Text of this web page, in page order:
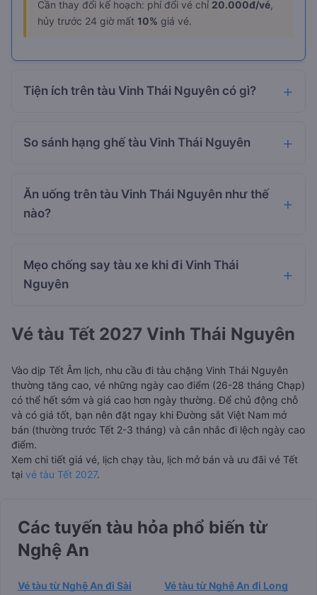
Cần thay đổi kế hoạch: phí đổi vé chỉ 20.000đ/vé,
hủy trước 24 giờ mất 10% giá vé.
Tiện ích trên tàu Vinh Thái Nguyên có gì?
So sánh hạng ghế tàu Vinh Thái Nguyên
Ăn uống trên tàu Vinh Thái Nguyên như thế
nào?
Mẹo chống say tàu xe khi đi Vinh Thái
Nguyên
Vé tàu Tết 2027 Vinh Thái Nguyên
Vào dịp Tết Âm lịch, nhu cầu đi tàu chặng Vinh Thái Nguyên
thường tăng cao, vé những ngày cao điểm (26-28 tháng Chạp)
có thể hết sớm và giá cao hơn ngày thường. Để chủ động chỗ
và có giá tốt, bạn nên đặt ngay khi Đường sắt Việt Nam mở
bán (thường trước Tết 2-3 tháng) và cân nhắc đi lệch ngày cao
điểm.
Xem chi tiết giá vé, lịch chạy tàu, lịch mở bán và ưu đãi vé Tết
tại vé tàu Tết 2027.
Các tuyến tàu hỏa phổ biến từ
Nghệ An
Vé tàu từ Nghệ An đi Sài
Vé tàu từ Nghệ An đi Long